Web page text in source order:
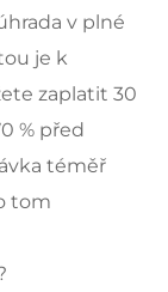
v plné
je k
zaplatit 30
% před
téměř
tom